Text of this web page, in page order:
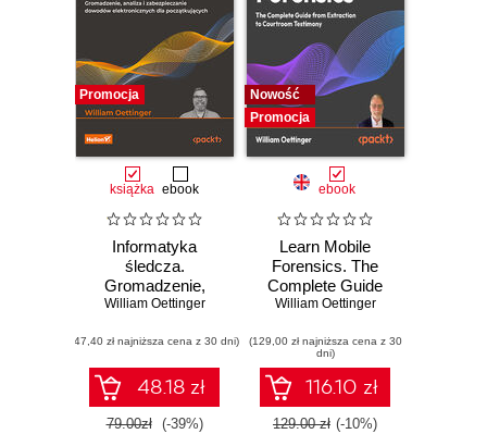
Promocja
książka ebook
Informatyka
śledcza.
Gromadzenie,
analiza i
dowodów
elektronicznych dla
początkujących.
Wydanie II
William Oettinger
(47,40 zł najniższa cena z 30 dni)
48.18 zł
79.00zł (-39%)
Nowość
Promocja
ebook
Learn Mobile
Forensics. The
Complete Guide
from Extraction to
Testimony
William Oettinger
(129,00 zł najniższa cena z 30
dni)
116.10 zł
129.00 zł (-10%)